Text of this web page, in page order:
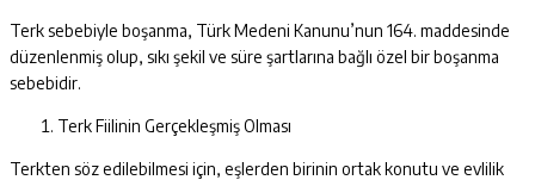
Terk sebebiyle boşanma, Türk Medeni Kanunu’nun 164. maddesinde
düzenlenmiş olup, sıkı şekil ve süre şartlarına bağlı özel bir boşanma
sebebidir.
Terk Fiilinin Gerçekleşmiş Olması
Terkten söz edilebilmesi için, eşlerden birinin ortak konutu ve evlilik